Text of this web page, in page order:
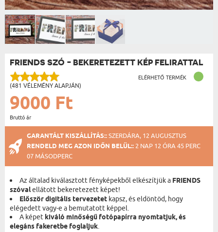
FRIENDS SZÓ - BEKERETEZETT KÉP FELIRATTAL
(481 VÉLEMÉNY ALAPJÁN)
ELÉRHETŐ TERMÉK
9000 Ft
Bruttó ár
GARANTÁLT KISZÁLLÍTÁS::SZERDÁRA, 12 AUGUSZTUS
RENDELD MEG AZON IDŐN BELÜL:: 2 NAP 12 ÓRA 45 PERC
06 MÁSODPERC
Az általad kiválasztott fényképekből elkészítjük a FRIENDS
szóvalellátott bekeretezett képet!
Először digitális tervezetet kapsz, és eldöntöd, hogy
elégedett vagy-e a bemutatott képpel.
A képet kiváló minőségű fotópapírra nyomtatjuk, és
elegáns fakeretbe foglaljuk.